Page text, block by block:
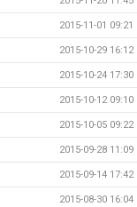
2015-11-01 09:21
2015-10-29 16:12
2015-10-24 17:30
2015-10-12 09:10
2015-10-05 09:22
2015-09-28 11:09
2015-09-14 17:42
2015-08-30 16:04